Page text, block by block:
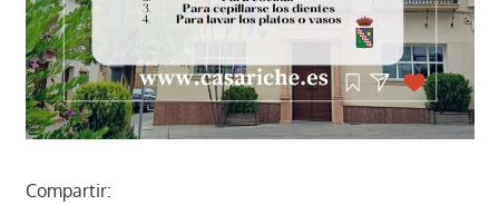
Compartir: